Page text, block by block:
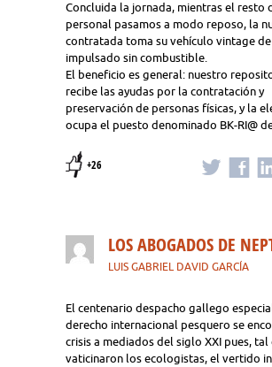
Concluida la jornada, mientras el resto
personal pasamos a modo reposo, la
contratada toma su vehículo vintage
impulsado sin combustible.
El beneficio es general: nuestro
recibe las ayudas por la contratación y
preservación de personas físicas, y la
ocupa el puesto denominado BK-RI@
+26
LOS ABOGADOS DE
LUIS GABRIEL DAVID GARCÍA
El centenario despacho gallego
derecho internacional pesquero se
crisis a mediados del siglo XXI pues, tal
vaticinaron los ecologistas, el vertido